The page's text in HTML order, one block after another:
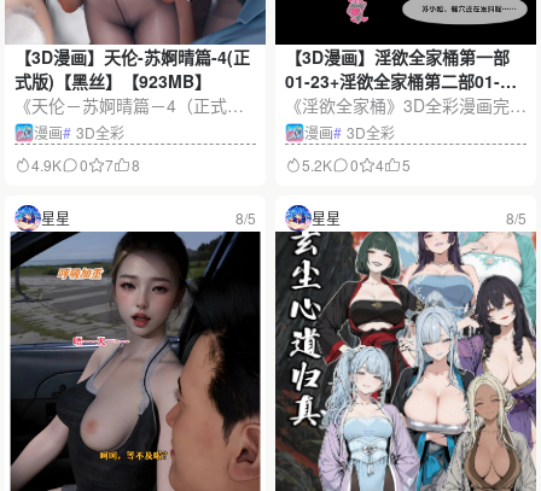
【3D漫画】天伦-苏婀晴篇-4(正
式版)【黑丝】【923MB】
《天伦－苏婀晴篇－4（正式
版）》是一部以苏婀晴为核心角
色的3D全彩漫画，采用立体建
模、连续分镜与黑丝造型呈现鲜
明视觉风格，文件标注大小为92
3MB。
漫画# 3D全彩
4.9K
0 7 8
【3D漫画】淫欲全家桶第一部
01-23+淫欲全家桶第二部01-
12+番外-姬紫佩篇01-06(完)+特
别篇A+B+番外02(改)【绿帽】
【6.52G】
《淫欲全家桶》3D全彩漫画完整
合集，收录第一部01-23话、第
二部01-12话、姬紫佩篇01-06话
（完结）、特别篇A+B及番外02
（改），约6.52G。作品围绕绿
帽、NTR、背叛与情感纠葛展
开，兼具连续剧情、角色番外和
细腻3D渲染。
漫画# 3D全彩
5.2K
0 4 5
星星 8/5 星星 8/5